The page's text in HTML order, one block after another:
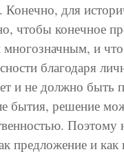
Конечно, для
чтобы конечное
и
благодаря
и не должно быть
бытия, решение
предложение и